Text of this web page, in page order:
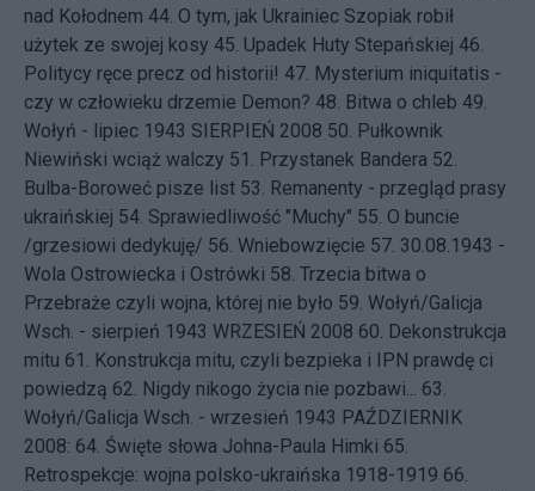
nad Kołodnem 44. O tym, jak Ukrainiec Szopiak robił
użytek ze swojej kosy 45. Upadek Huty Stepańskiej 46.
Politycy ręce precz od historii! 47. Mysterium iniquitatis -
czy w człowieku drzemie Demon? 48. Bitwa o chleb 49.
Wołyń - lipiec 1943 SIERPIEŃ 2008 50. Pułkownik
Niewiński wciąż walczy 51. Przystanek Bandera 52.
Bulba-Boroweć pisze list 53. Remanenty - przegląd prasy
ukraińskiej 54. Sprawiedliwość "Muchy" 55. O buncie
/grzesiowi dedykuję/ 56. Wniebowzięcie 57. 30.08.1943 -
Wola Ostrowiecka i Ostrówki 58. Trzecia bitwa o
Przebraże czyli wojna, której nie było 59. Wołyń/Galicja
Wsch. - sierpień 1943 WRZESIEŃ 2008 60. Dekonstrukcja
mitu 61.
Konstrukcja mitu, czyli bezpieka i IPN prawdę ci
powiedzą 62. Nigdy nikogo życia nie pozbawi...
63.
Wołyń/Galicja Wsch. - wrzesień 1943 PAŹDZIERNIK
2008: 64. Święte słowa Johna-Paula Himki 65.
Retrospekcje: wojna polsko-ukraińska 1918-1919 66.